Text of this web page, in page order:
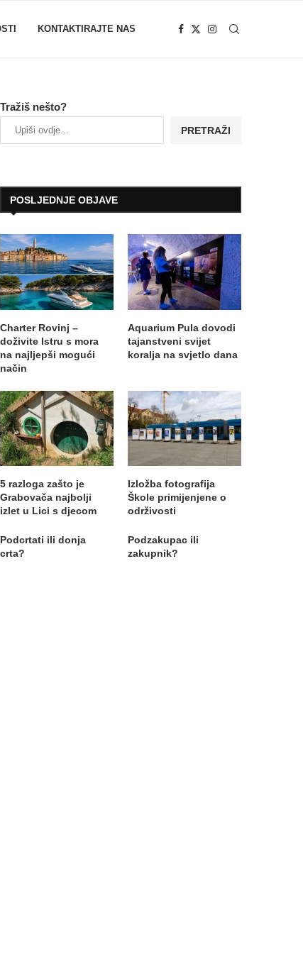
KONTAKTIRAJTE NAS
Tražiš nešto?
PRETRAŽI
POSLJEDNJE OBJAVE
Charter Rovinj –
doživite Istru s mora
na najljepši mogući
način
Aquarium Pula dovodi
tajanstveni svijet
koralja na svjetlo dana
5 razloga zašto je
Grabovača najbolji
izlet u Lici s djecom
Izložba fotografija
Škole primijenjene o
održivosti
Podcrtati ili donja
crta?
Podzakupac ili
zakupnik?